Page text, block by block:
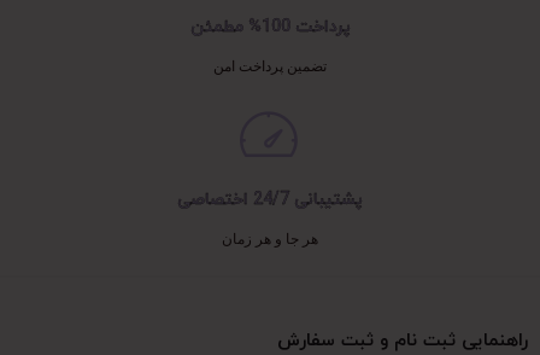
پرداخت 100% مطمئن
تضمین پرداخت امن
پشتیبانی 24/7 اختصاصی
هر جا و هر زمان
راهنمایی ثبت نام و ثبت سفارش